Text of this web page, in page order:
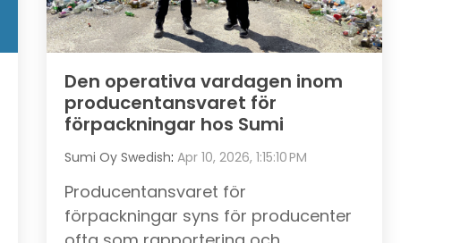
Den operativa vardagen inom
producentansvaret för
förpackningar hos Sumi
Sumi Oy Swedish:Apr 10, 2026, 1:15:10 PM
Producentansvaret för
förpackningar syns för producenter